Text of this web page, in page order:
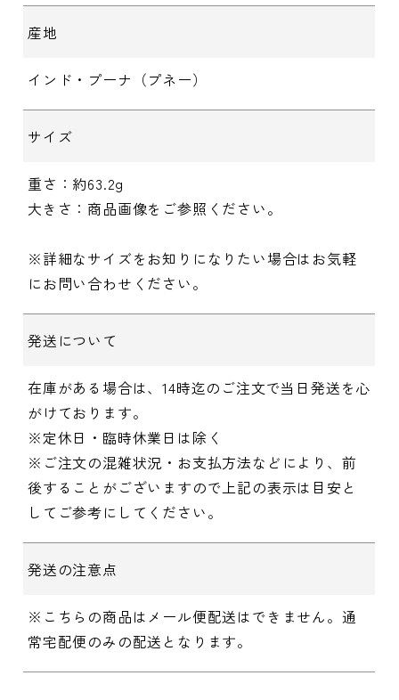
産地
インド・プーナ（プネー）
サイズ
重さ：約63.2g
大きさ：商品画像をご参照ください。
※詳細なサイズをお知りになりたい場合はお気軽
にお問い合わせください。
発送について
在庫がある場合は、14時迄のご注文で当日発送を心
がけております。
※定休日・臨時休業日は除く
※ご注文の混雑状況・お支払方法などにより、前
後することがございますので上記の表示は目安と
してご参考にしてください。
発送の注意点
※こちらの商品はメール便配送はできません。通
常宅配便のみの配送となります。